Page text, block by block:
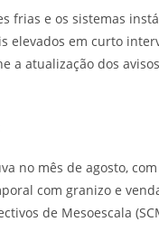
frias e os sistemas
elevados em curto
a atualização dos
no mês de agosto,
com granizo e
de Mesoescala